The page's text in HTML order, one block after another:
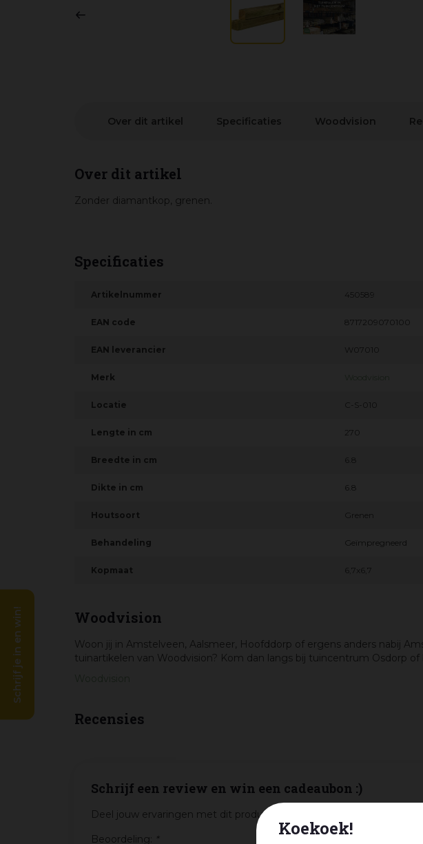
Koekoek!
Over dit artikel Specificaties Woodvision
Over dit artikel
Zonder diamantkop, grenen.
Specificaties
Artikelnummer 450589
EAN code 8717209070100
EAN leverancier W07010
Merk
Locatie C-S-010
Lengte in cm 270
Breedte in cm 6.8
Dikte in cm 6.8
Houtsoort Grenen
Behandeling Geïmpregneerd
Kopmaat 6,7x6,7
Woodvision
Woon jij in Amstelveen, Aalsmeer, Hoofddorp of ergens anders nabij
tuinartikelen van Woodvision? Kom dan langs bij tuincentrum Osdorp
Recensies
Schrijf een review en win een cadeaubon :)
Deel jouw ervaringen met dit product en maak maandelijks kans op
Beoordeling:
*
Schrijf je in en win!